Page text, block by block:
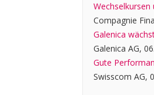
Wechselkursen
Compagnie
Galenica
Galenica AG,
Gute
Swisscom AG,